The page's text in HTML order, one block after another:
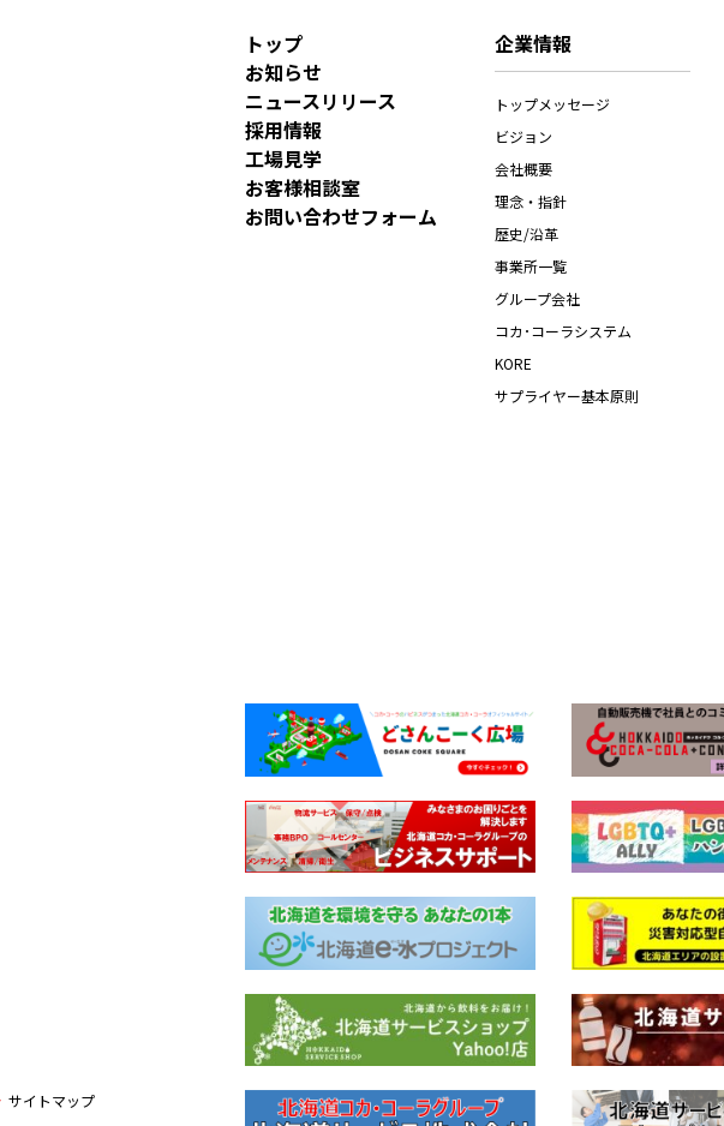
トップ
お知らせ
ニュースリリース
採用情報
工場見学
お客様相談室
お問い合わせフォーム
企業情報
トップメッセージ
ビジョン
会社概要
理念・指針
歴史/沿革
事業所一覧
グループ会社
コカ･コーラシステム
KORE
サプライヤー基本原則
サイトマップ